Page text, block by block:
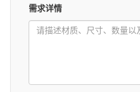
需求详情